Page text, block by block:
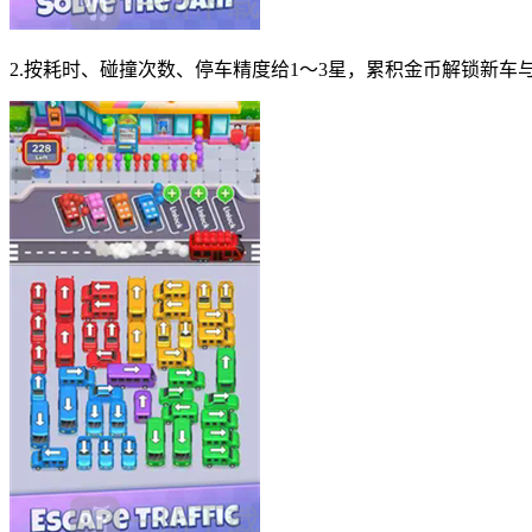
2.按耗时、碰撞次数、停车精度给1～3星，累积金币解锁新车